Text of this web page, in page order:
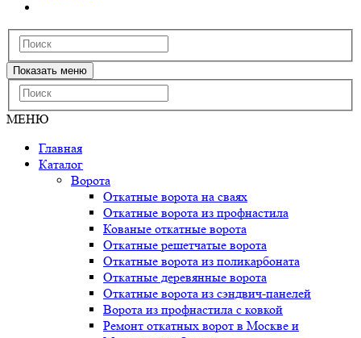
Показать меню
МЕНЮ
Главная
Каталог
Ворота
Откатные ворота на сваях
Откатные ворота из профнастила
Кованые откатные ворота
Откатные решетчатые ворота
Откатные ворота из поликарбоната
Откатные деревянные ворота
Откатные ворота из сэндвич-панелей
Ворота из профнастила с ковкой
Ремонт откатных ворот в Москве и